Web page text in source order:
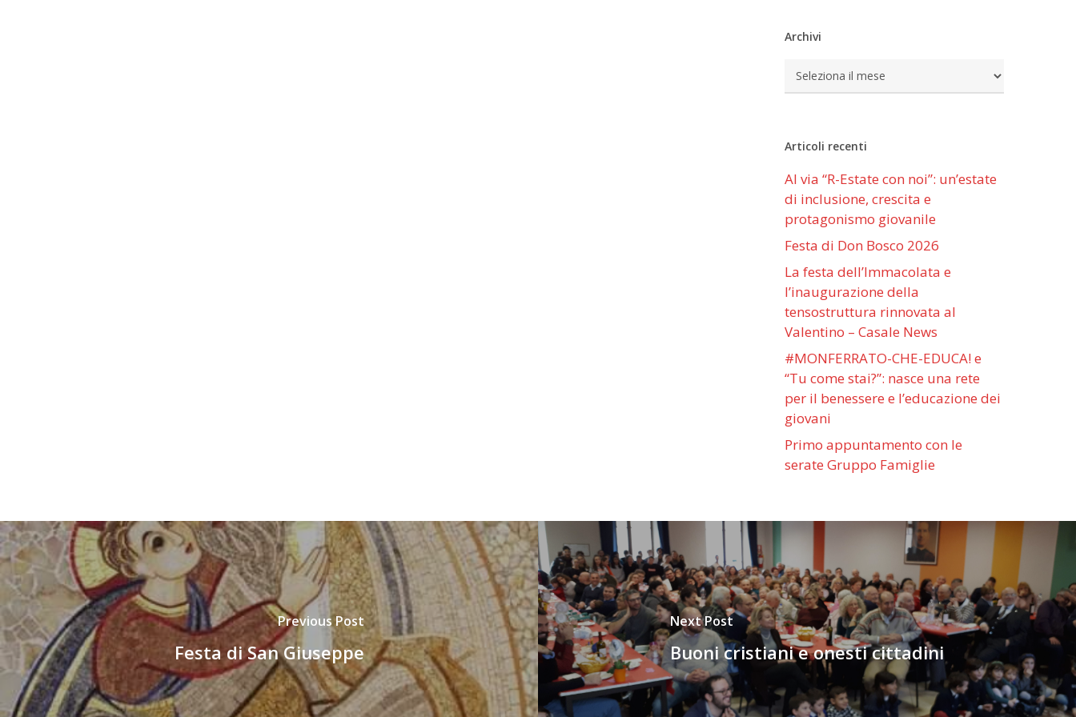
Archivi
Archivi
Articoli recenti
Al via “R-Estate con noi”: un’estate
di inclusione, crescita e
protagonismo giovanile
Festa di Don Bosco 2026
La festa dell’Immacolata e
l’inaugurazione della
tensostruttura rinnovata al
Valentino – Casale News
#MONFERRATO-CHE-EDUCA! e
“Tu come stai?”: nasce una rete
per il benessere e l’educazione dei
giovani
Primo appuntamento con le
serate Gruppo Famiglie
Previous Post
Festa di San Giuseppe
Next Post
Buoni cristiani e onesti cittadini